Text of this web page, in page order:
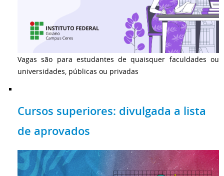
Vagas são para estudantes de quaisquer faculdades ou
universidades, públicas ou privadas
Cursos superiores: divulgada a lista
de aprovados